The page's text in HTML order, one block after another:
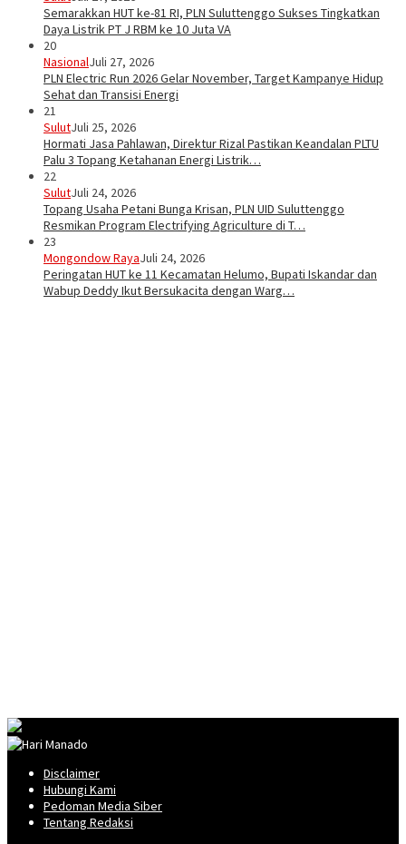
Semarakkan HUT ke-81 RI, PLN Suluttenggo Sukses Tingkatkan
Daya Listrik PT J RBM ke 10 Juta VA
20
NasionalJuli 27, 2026
PLN Electric Run 2026 Gelar November, Target Kampanye Hidup
Sehat dan Transisi Energi
21
SulutJuli 25, 2026
Hormati Jasa Pahlawan, Direktur Rizal Pastikan Keandalan PLTU
Palu 3 Topang Ketahanan Energi Listrik…
22
SulutJuli 24, 2026
Topang Usaha Petani Bunga Krisan, PLN UID Suluttenggo
Resmikan Program Electrifying Agriculture di T…
23
Mongondow RayaJuli 24, 2026
Peringatan HUT ke 11 Kecamatan Helumo, Bupati Iskandar dan
Wabup Deddy Ikut Bersukacita dengan Warg…
Disclaimer
Hubungi Kami
Pedoman Media Siber
Tentang Redaksi